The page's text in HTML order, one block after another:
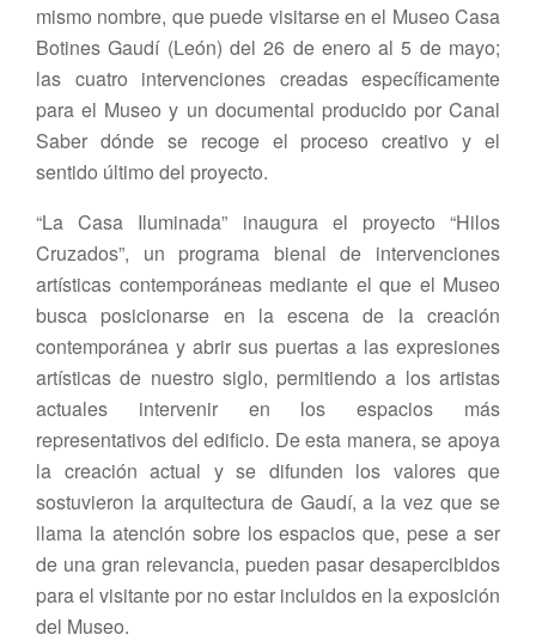
mismo nombre, que puede visitarse en el Museo Casa
Botines Gaudí (León) del 26 de enero al 5 de mayo;
las cuatro intervenciones creadas específicamente
para el Museo y un documental producido por Canal
Saber dónde se recoge el proceso creativo y el
sentido último del proyecto.
“La Casa Iluminada” inaugura el proyecto “Hilos
Cruzados”, un programa bienal de intervenciones
artísticas contemporáneas mediante el que el Museo
busca posicionarse en la escena de la creación
contemporánea y abrir sus puertas a las expresiones
artísticas de nuestro siglo, permitiendo a los artistas
actuales intervenir en los espacios más
representativos del edificio. De esta manera, se apoya
la creación actual y se difunden los valores que
sostuvieron la arquitectura de Gaudí, a la vez que se
llama la atención sobre los espacios que, pese a ser
de una gran relevancia, pueden pasar desapercibidos
para el visitante por no estar incluidos en la exposición
del Museo.